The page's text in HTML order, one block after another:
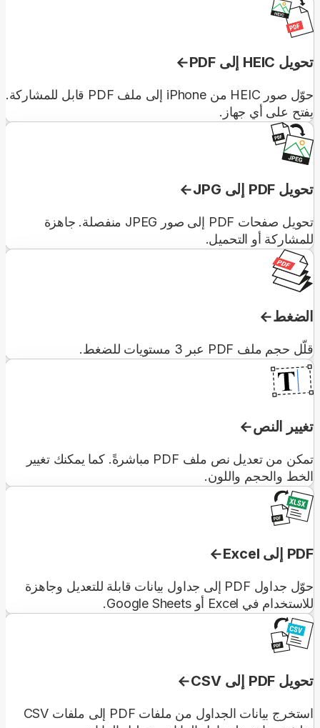
تحويل HEIC إلى PDF
حوّل صور HEIC من iPhone إلى ملف PDF قابل للمشاركة.
يفتح على أي جهاز.
تحويل PDF إلى JPG
تحويل صفحات PDF إلى صور JPEG منفصلة. جاهزة
للمشاركة أو التحميل.
الضغط
قلّل حجم ملف PDF عبر 3 مستويات للضغط.
تغيير النص
تمكن من تعديل نص ملف PDF مباشرةً. كما يمكنك تغيير
الخط والحجم واللون.
PDF إلى Excel
حوّل جداول PDF إلى جداول بيانات قابلة للتعديل وجاهزة
للاستخدام في Excel أو Google Sheets.
تحويل PDF إلى CSV
استخرج بيانات الجداول من ملفات PDF إلى ملفات CSV